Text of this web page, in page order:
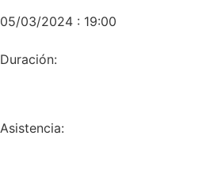
05/03/2024 : 19:00
Duración:
Asistencia: